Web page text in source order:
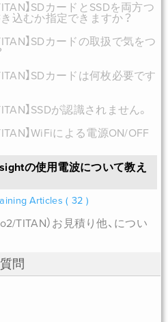
】SDカードとSSDを両方つ
込むか指定できますか？
】SDカードの取扱で気をつ
】SDカードは何枚必要です
】SSDが認識されません。
】WiFiによる電源ON/OFF
の使用電波について教え
Articles ( 32 )
TITAN）お見積り他、につい
問